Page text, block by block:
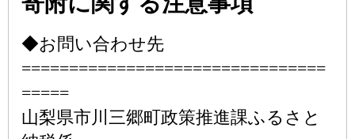
◆お問い合わせ先
================================
=====
山梨県市川三郷町政策推進課ふるさと